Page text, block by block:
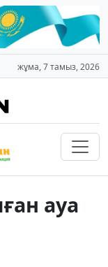
жұма, 7 тамыз, 2026
ауа